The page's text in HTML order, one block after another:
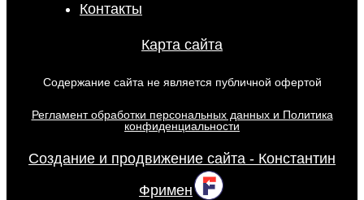
Контакты
Карта сайта
Содержание сайта не является публичной офертой
Регламент обработки персональных данных и Политика
конфиденциальности
Создание и продвижение сайта - Константин
Фримен